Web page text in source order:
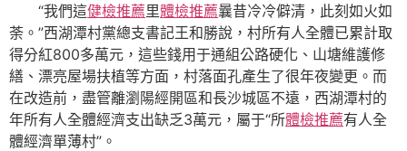
“我們這健檢推薦里體檢推薦曩昔冷冷僻清，此刻如火如
荼。”西湖潭村黨總支書記王和勝說，村所有人全體已累計取
得分紅800多萬元，這些錢用于通組公路硬化、山塘維護修
繕、漂亮屋場扶植等方面，村落面孔產生了很年夜變更。而
在改造前，盡管離瀏陽經開區和長沙城區不遠，西湖潭村的
年所有人全體經濟支出缺乏3萬元，屬于“所體檢推薦有人全
體經濟單薄村”。